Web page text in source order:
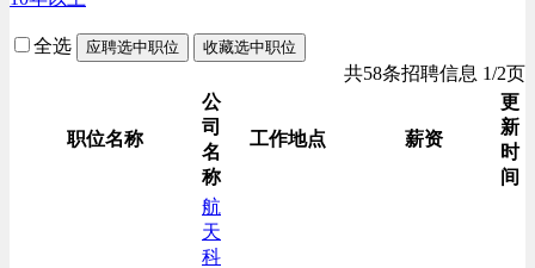
房地产开发/物业管理类
生产/加工/认证类
全选 应聘选中职位 收藏选中职位
共58条招聘信息 1/2页
职位名称
公
司
名
称
工作地点 薪资
更
新
时
间
航
天
科